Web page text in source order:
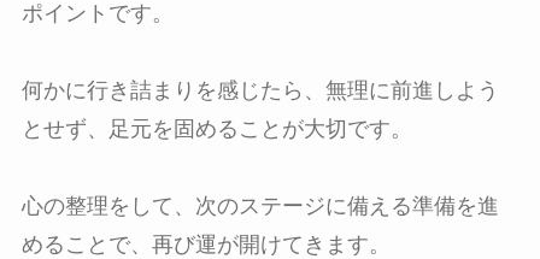
ポイントです。
何かに行き詰まりを感じたら、無理に前進しよう
とせず、足元を固めることが大切です。
心の整理をして、次のステージに備える準備を進
めることで、再び運が開けてきます。